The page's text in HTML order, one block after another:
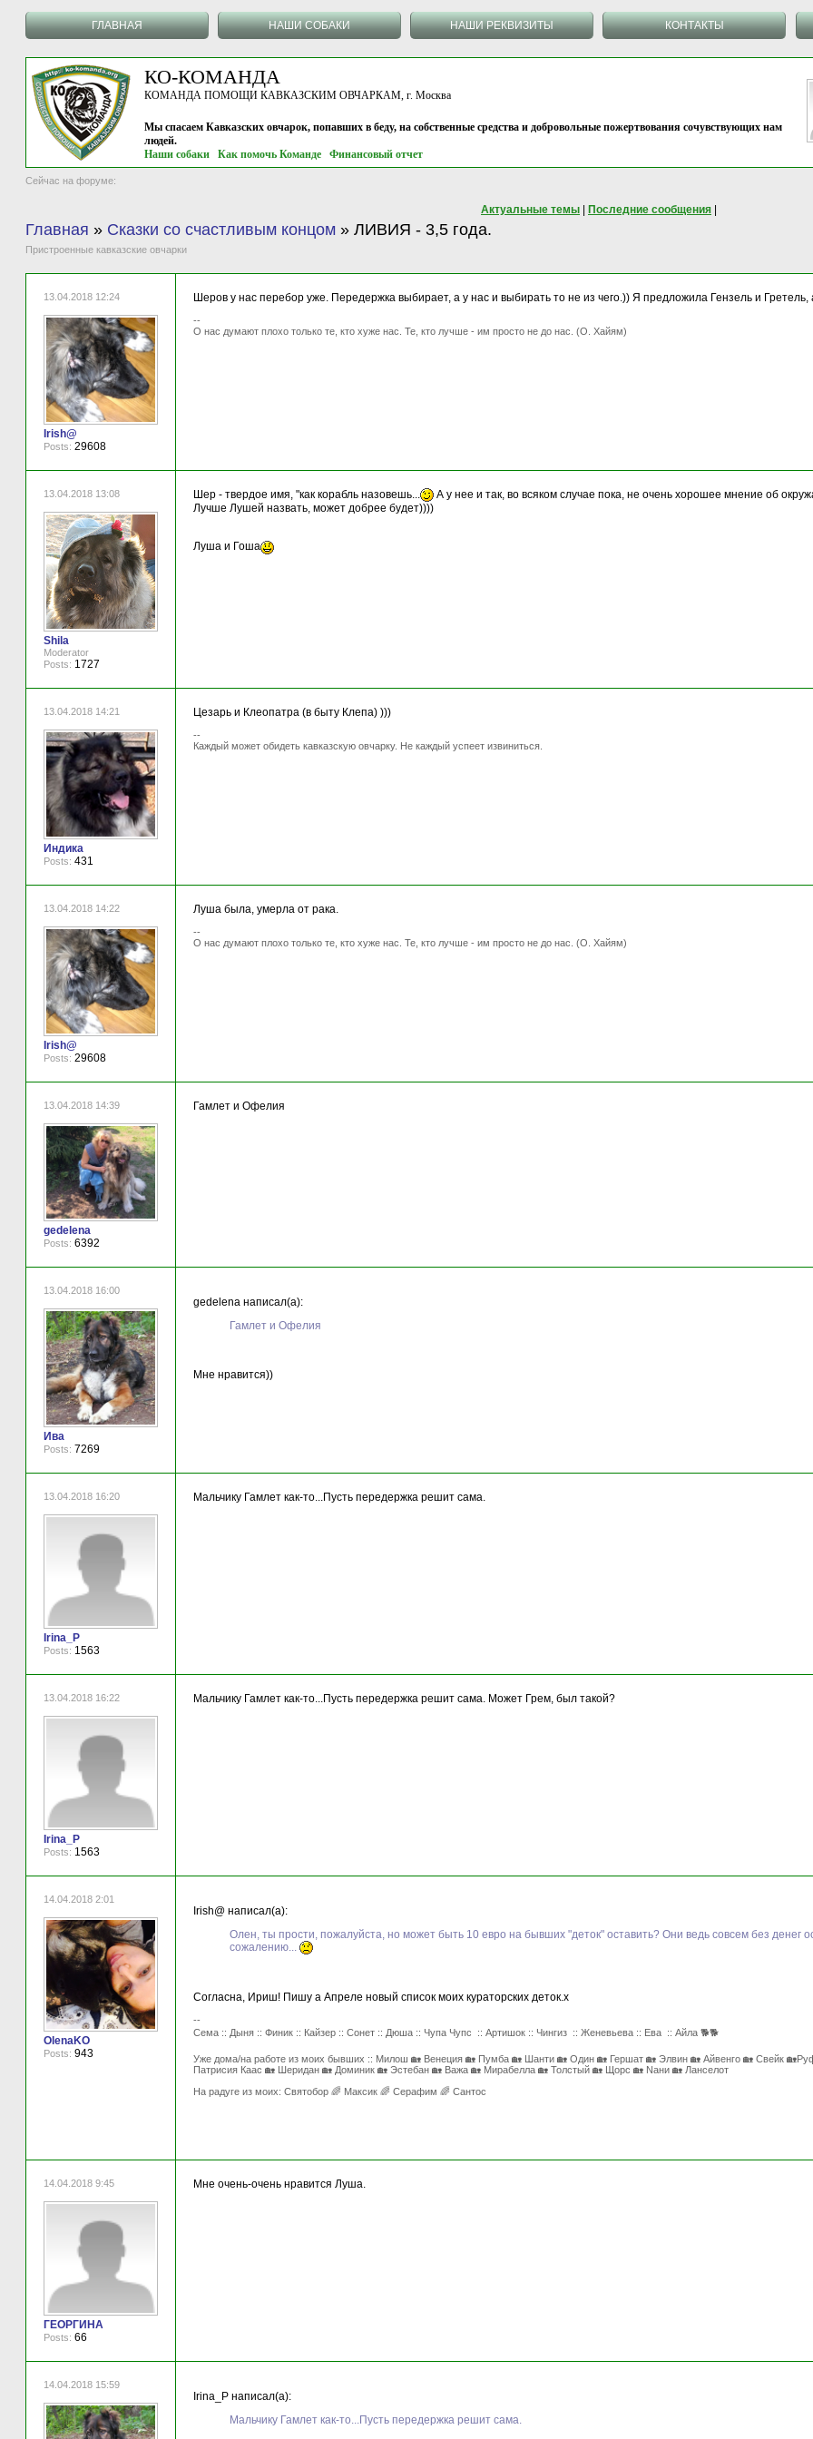
ГЛАВНАЯ НАШИ СОБАКИ НАШИ РЕКВИЗИТЫ КОНТАКТЫ
КО-КОМАНДА
КОМАНДА ПОМОЩИ КАВКАЗСКИМ ОВЧАРКАМ, г. Москва
Мы спасаем Кавказских овчарок, попавших в беду, на собственные средства и добровольные пожертвования сочувствующих нам
людей.
Наши собаки
Как помочь Команде Финансовый отчет
Сейчас на форуме:
Актуальные темы Последние сообщения
Главная » Сказки со счастливым концом » ЛИВИЯ - 3,5 года.
Пристроенные кавказские овчарки
13.04.2018 12:24
Irish@
Posts: 29608
Шеров у нас перебор уже. Передержка выбирает, а у нас и выбирать то не из чего.)) Я предложила Гензель и
--
О нас думают плохо только те, кто хуже нас. Те, кто лучше - им просто не до нас. (О. Хайям)
13.04.2018 13:08
Shila
Moderator
Posts: 1727
Шер - твердое имя, "как корабль назовешь...
А у нее и так, во всяком случае пока, не очень хорошее мнение об
Лучше Лушей назвать, может добрее будет))))
Луша и Гоша
13.04.2018 14:21
Индика
Posts: 431
Цезарь и Клеопатра (в быту Клепа) )))
--
Каждый может обидеть кавказскую овчарку. Не каждый успеет извиниться.
13.04.2018 14:22
Irish@
Posts: 29608
Луша была, умерла от рака.
--
О нас думают плохо только те, кто хуже нас. Те, кто лучше - им просто не до нас. (О. Хайям)
13.04.2018 14:39
gedelena
Posts: 6392
Гамлет и Офелия
13.04.2018 16:00
Ива
Posts: 7269
gedelena написал(а):
Гамлет и Офелия
Мне нравится))
13.04.2018 16:20
Irina_P
Posts: 1563
Мальчику Гамлет как-то...Пусть передержка решит сама.
13.04.2018 16:22
Irina_P
Posts: 1563
Мальчику Гамлет как-то...Пусть передержка решит сама. Может Грем, был такой?
14.04.2018 2:01
OlenaKO
Posts: 943
Irish@ написал(а):
Олен, ты прости, пожалуйста, но может быть 10 евро на бывших "деток" оставить? Они ведь совсем без денег
сожалению...
Согласна, Ириш! Пишу а Апреле новый список моих кураторских деток.х
--
Сема :: Дыня :: Финик :: Кайзер :: Сонет :: Дюша :: Чупа Чупс :: Артишок :: Чингиз :: Женевьева :: Ева :: Айла 🐕🐕
Уже дома/на работе из моих бывших :: Милош 🏡 Венеция 🏡 Пумба 🏡 Шанти 🏡 Один 🏡 Гершат 🏡 Элвин 🏡 Айвенго 🏡 Свейк
Патрисия Каас 🏡 Шеридан 🏡 Доминик 🏡 Эстебан 🏡 Важа 🏡 Мирабелла 🏡 Толстый 🏡 Щорс 🏡 Naни 🏡 Ланселот
На радуге из моих: Святобор 🌈 Максик 🌈 Серафим 🌈 Сантос
14.04.2018 9:45
ГЕОРГИНА
Posts: 66
Мне очень-очень нравится Луша.
14.04.2018 15:59
Irina_P написал(а):
Мальчику Гамлет как-то...Пусть передержка решит сама.